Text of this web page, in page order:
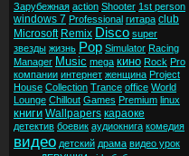
Зарубежная action Shooter 1st person
windows 7 Professional гитара club
Microsoft Remix Disco super
звезды жизнь Pop Simulator Racing
Manager Music mega кино Rock Pro
компании интернет женщина Project
House Collection Trance office World
Lounge Chillout Games Premium linux
книги Wallpapers караоке
детектив боевик аудиокнига комедия
видео детский драма видео урок